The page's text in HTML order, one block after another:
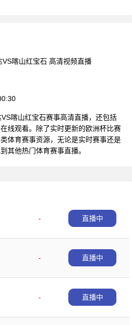
VS喀山红宝石 高清视频直播
喀山红宝石赛事高清直播，还包括
线观看。除了实时更新的欧洲杯比赛
体育赛事资源，无论是实时赛事还是
其他热门体育赛事直播。
-
直播中
-
直播中
-
直播中